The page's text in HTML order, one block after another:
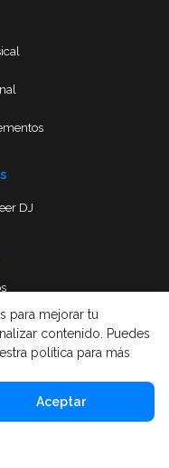
DJ
para mejorar tu
contenido. Puedes
política para más
Aceptar